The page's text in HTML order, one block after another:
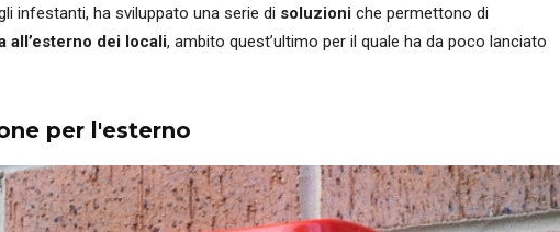
infestanti, ha sviluppato una serie di soluzioni che permettono di
all’esterno dei locali, ambito quest’ultimo per il quale ha da poco lanciato
per l'esterno